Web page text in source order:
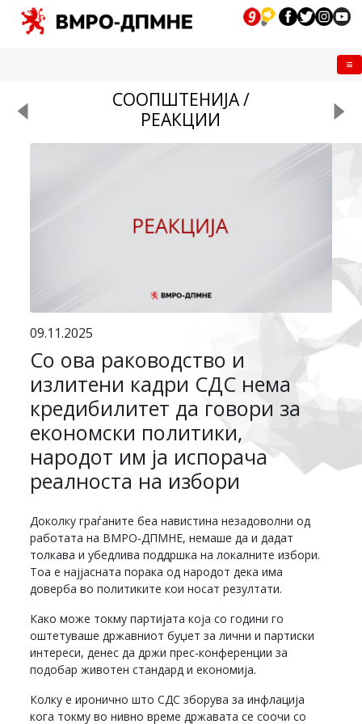
СООПШТЕНИЈА /
РЕАКЦИИ
09.11.2025
Со ова раководство и
излитени кадри СДС нема
кредибилитет да говори за
економски политики,
народот им ја испорача
реалноста на избори
Доколку граѓаните беа навистина незадоволни од
работата на ВМРО-ДПМНЕ, немаше да и дадат
толкава и убедлива поддршка на локалните избори.
Тоа е најјасната порака од народот дека има
доверба во политиките кои носат резултати.
Како може токму партијата која со години го
оштетуваше државниот буџет за лични и партиски
интереси, денес да држи прес-конференции за
подобар животен стандард и економија.
Колку е иронично што СДС зборува за инфлација
кога токму во нивно време државата се соочи со